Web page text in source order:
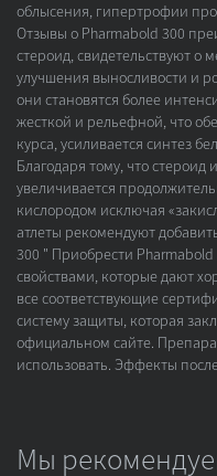
облысения, гипертрофии
Отзывы о Pharmabold 300
стероид, свидетельствуют
улучшения выносливости и
они становятся более
жесткой и рельефной, что
курса, усиливается синтез
Благодаря тому, что
увеличивается
кислородом исключая
атлеты рекомендуют
300 " Приобрести
свойствами, которые дают
все соответствующие
систему защиты, которая
официальном сайте.
использовать. Эффекты
Мы